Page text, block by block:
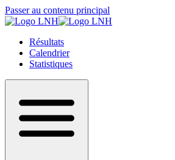
Passer au contenu principal
Résultats
Calendrier
Statistiques